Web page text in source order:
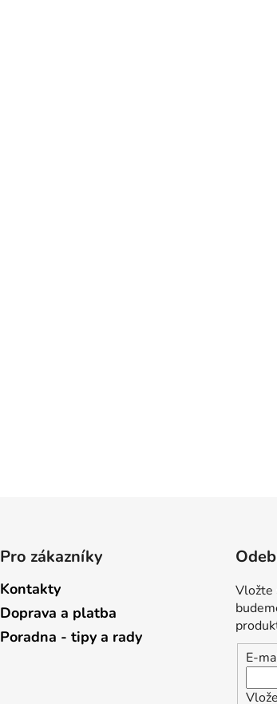
Pro zákazníky
Kontakty
Doprava a platba
Poradna - tipy a rady
Vložte
E-